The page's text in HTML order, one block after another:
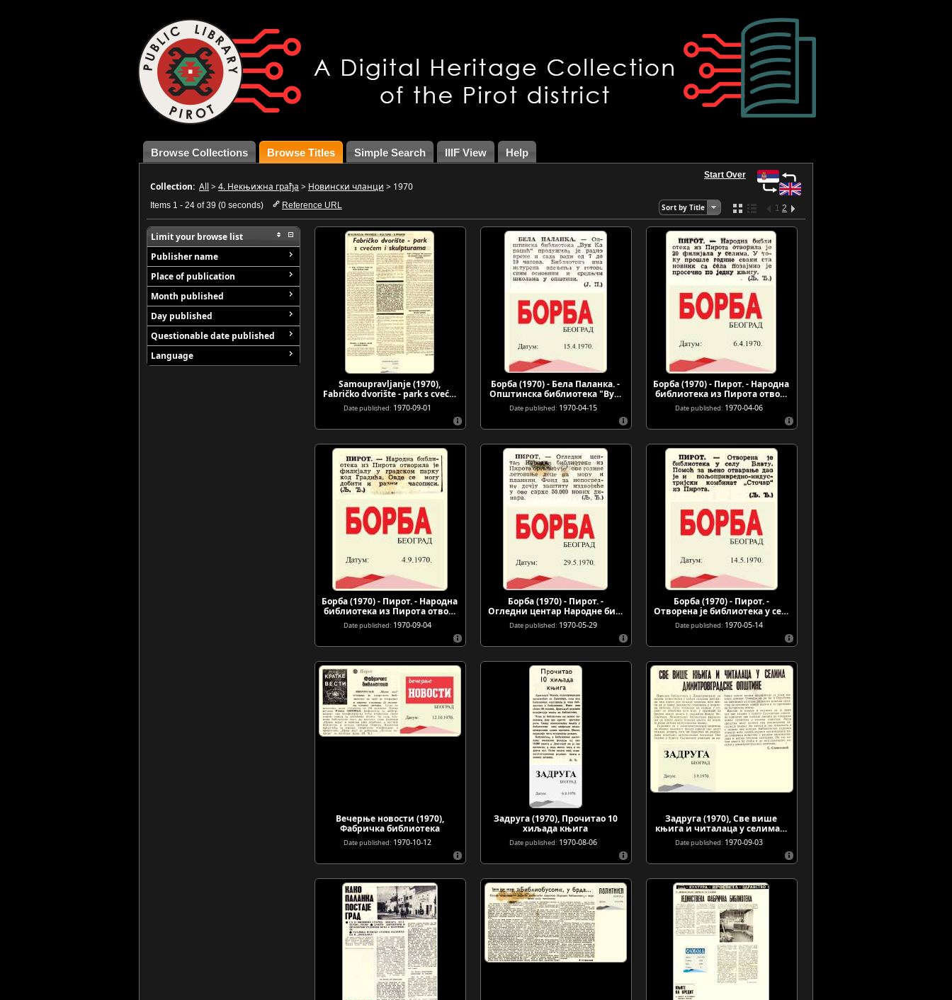
Browse Collections Browse Titles Simple Search IIIF View Help
Start Over
Collection: All >4. Некњижна грађа > Новински чланци > 1970
Items 1 - 24 of 39 (0 seconds) Reference URL 1 2
Sort by Title
Limit your browse list
Publisher name
Place of publication
Month published
Day published
Questionable date published
Language
Samoupravljanje (1970),
Fabričko dvorište - park s cveć…
Date published: 1970-09-01
Борба (1970) - Бела Паланка. -
Општинска библиотека "Ву…
Date published: 1970-04-15
Борба (1970) - Пирот. - Народна
библиотека из Пирота отво…
Date published: 1970-04-06
Борба (1970) - Пирот. - Народна
библиотека из Пирота отво…
Date published: 1970-09-04
Борба (1970) - Пирот. -
Огледни центар Народне би…
Date published: 1970-05-29
Борба (1970) - Пирот. -
Отворена је библиотека у се…
Date published: 1970-05-14
Вечерње новости (1970),
Фабричка библиотека
Date published: 1970-10-12
Задруга (1970), Прочитао 10
хиљада књига
Date published: 1970-08-06
Задруга (1970), Све више
књига и читалаца у селима…
Date published: 1970-09-03